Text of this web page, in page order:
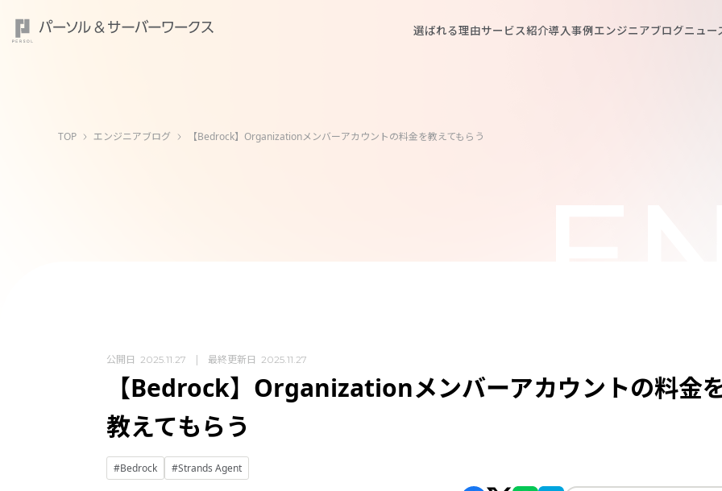
選ばれる理由サービス紹介導入事例エンジニアブログニュー
TOP エンジニアブログ 【Bedrock】Organizationメンバーアカウントの料金を教えてもらう
公開日 2025.11.27 最終更新日 2025.11.27
【Bedrock】Organizationメンバーアカウントの料金
教えてもらう
#Bedrock #Strands Agent